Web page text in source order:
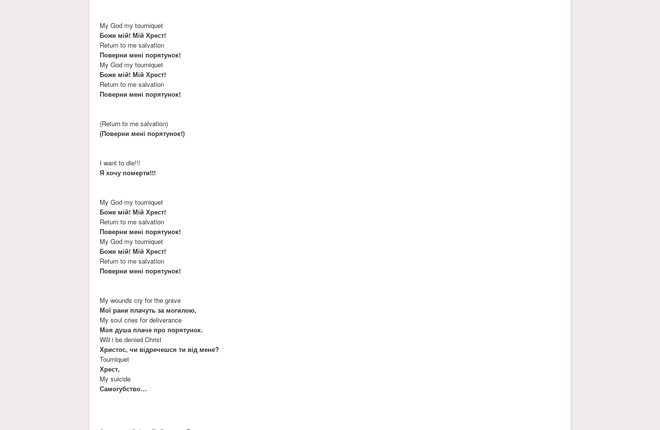
My God my tourniquet
Боже мій! Мій Хрест!
Return to me salvation
Поверни мені порятунок!
My God my tourniquet
Боже мій! Мій Хрест!
Return to me salvation
Поверни мені порятунок!
(Return to me salvation)
(Поверни мені порятунок!)
I want to die!!!
Я хочу померти!!!
My God my tourniquet
Боже мій! Мій Хрест!
Return to me salvation
Поверни мені порятунок!
My God my tourniquet
Боже мій! Мій Хрест!
Return to me salvation
Поверни мені порятунок!
My wounds cry for the grave
Мої рани плачуть за могилою,
My soul cries for deliverance
Моя душа плаче про порятунок.
Will i be denied Christ
Христос, чи відречешся ти від мене?
Tourniquet
Хрест,
My suicide
Самогубство…